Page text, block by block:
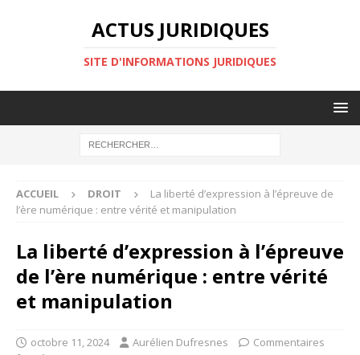
ACTUS JURIDIQUES
SITE D'INFORMATIONS JURIDIQUES
ACCUEIL DROIT
La liberté d’expression à l’épreuve de
l’ère numérique : entre vérité et manipulation
La liberté d’expression à l’épreuve
de l’ère numérique : entre vérité
et manipulation
octobre 11, 2024 Aurélien Dufresnes
Commentaires